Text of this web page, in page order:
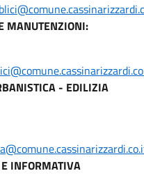
MANUTENZIONI:
- EDILIZIA
INFORMATIVA